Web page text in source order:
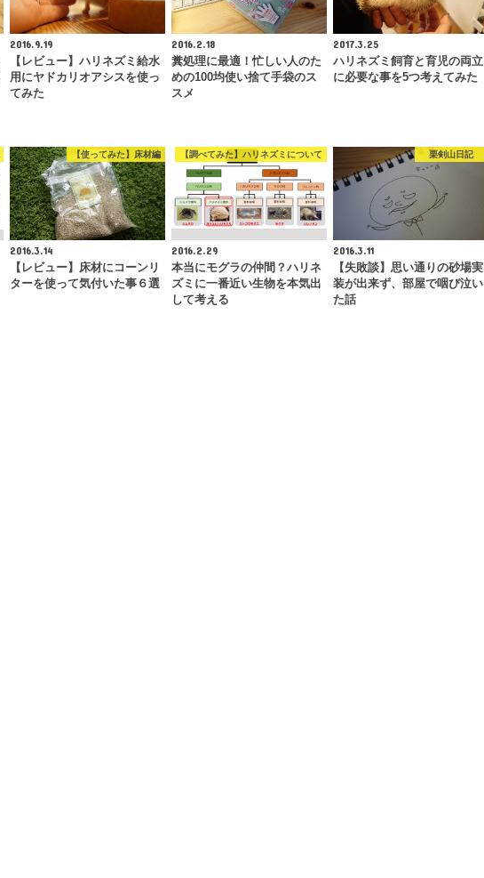
2016.9.19
【レビュー】ハリネズミ給水
用にヤドカリオアシスを使っ
てみた
2016.2.18
糞処理に最適！忙しい人のた
めの100均使い捨て手袋のス
スメ
2017.3.25
ハリネズミ飼育と育児の両立
に必要な事を5つ考えてみた
【使ってみた】床材編
2016.3.14
【レビュー】床材にコーンリ
ターを使って気付いた事６選
【調べてみた】ハリネズミについて
2016.2.29
本当にモグラの仲間？ハリネ
ズミに一番近い生物を本気出
して考える
栗剣山日記
2016.3.11
【失敗談】思い通りの砂場実
装が出来ず、部屋で咽び泣い
た話